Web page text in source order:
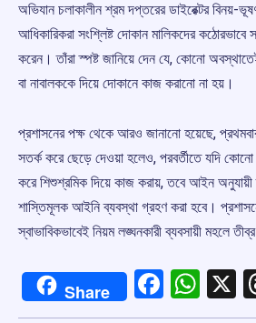
অভিযান চলাকালীন শ্রম দপ্তরের ডাইরেক্টর বিনয়-
আধিকারিকরা সংশ্লিষ্ট দোকান মালিকদের কঠোরভাবে
করেন। তাঁরা স্পষ্ট জানিয়ে দেন যে, কোনো
বা নাবালককে দিয়ে দোকানে কাজ করানো না হয়।
প্রশাসনের পক্ষ থেকে আরও জানানো হয়েছে,
সতর্ক করে ছেড়ে দেওয়া হলেও, পরবর্তীতে যদি কোনো
করে শিশুশ্রমিক দিয়ে কাজ করায়, তবে আইন
শাস্তিমূলক আইনি ব্যবস্থা গ্রহণ করা হবে।
স্বাভাবিকভাবেই নিয়ম লঙ্ঘনকারী ব্যবসায়ী মহলে
Share X